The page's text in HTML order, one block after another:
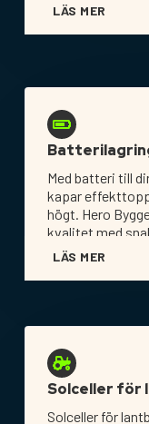
LÄS MER
Med batteri till
kapar
högt. Hero
kvalitet med
LÄS MER
Solceller för
Solceller för